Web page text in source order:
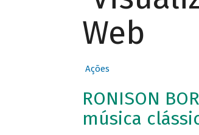
Web
Ações
RONISON
música